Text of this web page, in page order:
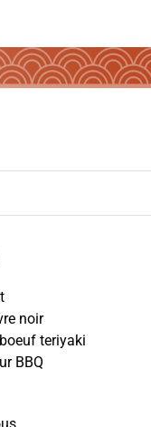
noir
teriyaki
BBQ